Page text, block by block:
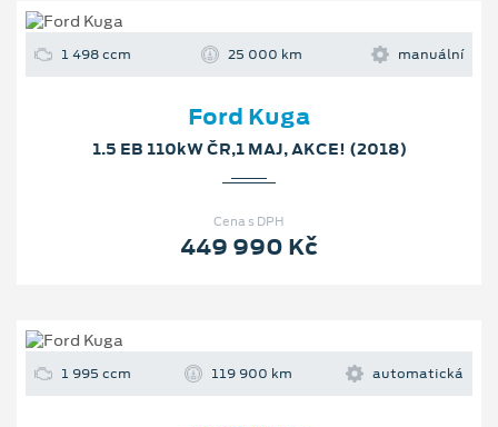
1 498 ccm 25 000 km manuální
Ford Kuga
1.5 EB 110kW ČR,1 MAJ, AKCE! (2018)
Cena s DPH
449 990 Kč
1 995 ccm 119 900 km automatická